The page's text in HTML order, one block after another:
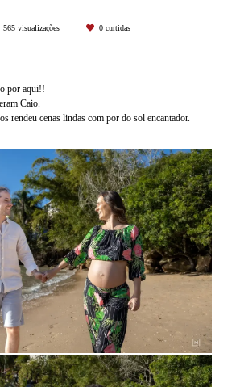
565visualizações 0curtidas
por aqui!!
Caio.
rendeu cenas lindas com por do sol encantador.